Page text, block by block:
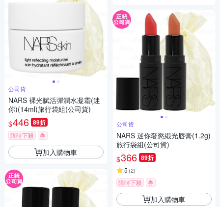
公司貨
NARS 裸光賦活彈潤水凝霜(迷
你)(14ml)旅行袋組(公司貨)
$446 89折
限時下殺 券
加入購物車
公司貨
NARS 迷你奢慾緞光唇膏(1.2g)
旅行袋組(公司貨)
$366 89折
5 (2)
限時下殺 券
加入購物車